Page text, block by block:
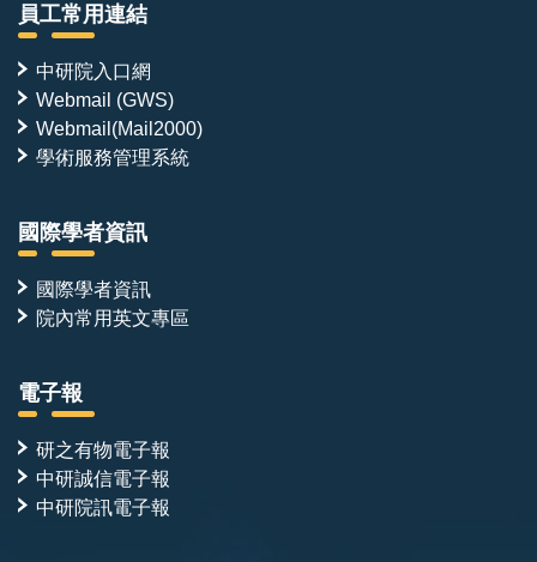
員工常用連結
中研院入口網
Webmail (GWS)
Webmail(Mail2000)
學術服務管理系統
國際學者資訊
國際學者資訊
院內常用英文專區
電子報
研之有物電子報
中研誠信電子報
中研院訊電子報